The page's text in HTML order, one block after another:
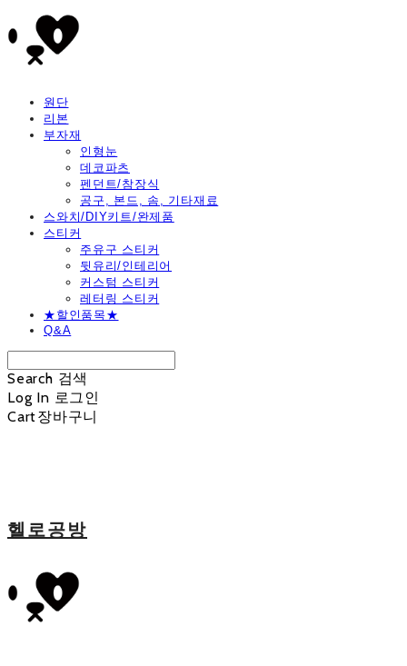
원단
리본
부자재
인형눈
데코파츠
펜던트/참장식
공구, 본드, 솜, 기타재료
스와치/DIY키트/완제품
스티커
주유구 스티커
뒷유리/인테리어
커스텀 스티커
레터링 스티커
★할인품목★
Q&A
Search 검색
Log In 로그인
Cart장바구니
헬로공방